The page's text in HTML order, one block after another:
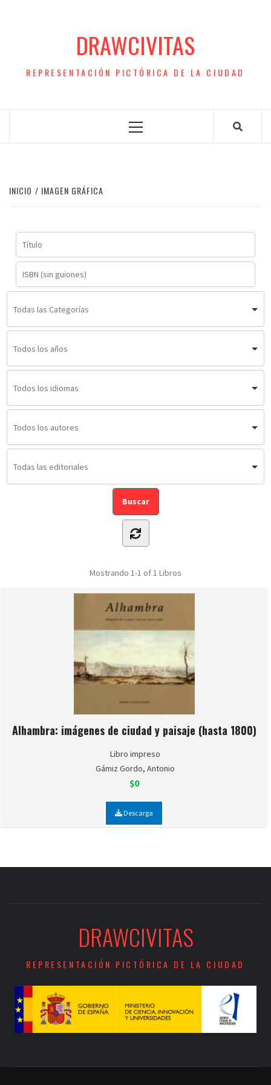
DRAWCIVITAS
REPRESENTACIÓN PICTÓRICA DE LA CIUDAD
Menú
INICIO IMAGEN GRÁFICA
Mostrando 1-1 of 1 Libros
Alhambra: imágenes de ciudad y paisaje (hasta 1800)
Libro impreso
Gámiz Gordo, Antonio
$0
Descarga
DRAWCIVITAS
REPRESENTACIÓN PICTÓRICA DE LA CIUDAD